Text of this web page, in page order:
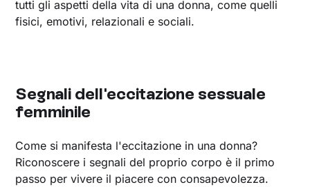
tutti gli aspetti della vita di una donna, come quelli
fisici, emotivi, relazionali e sociali.
Segnali dell'eccitazione sessuale
femminile
Come si manifesta l'eccitazione in una donna?
Riconoscere i segnali del proprio corpo è il primo
passo per vivere il piacere con consapevolezza.